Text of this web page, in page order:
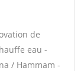
de
eau -
/ Hammam -